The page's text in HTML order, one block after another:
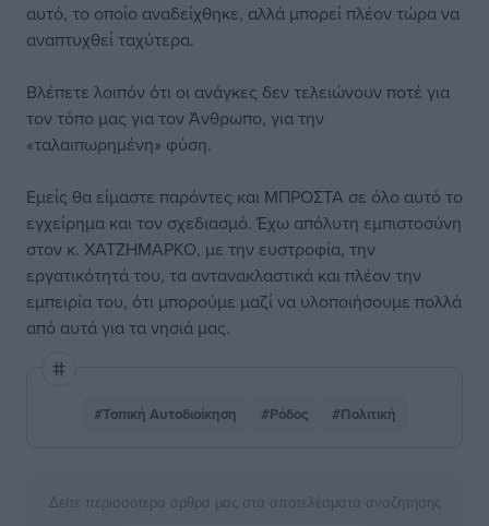
αυτό, το οποίο αναδείχθηκε, αλλά μπορεί πλέον τώρα να
αναπτυχθεί ταχύτερα.
Βλέπετε λοιπόν ότι οι ανάγκες δεν τελειώνουν ποτέ για
τον τόπο μας για τον Άνθρωπο, για την
«ταλαιπωρημένη» φύση.
Εμείς θα είμαστε παρόντες και ΜΠΡΟΣΤΑ σε όλο αυτό το
εγχείρημα και τον σχεδιασμό. Έχω απόλυτη εμπιστοσύνη
στον κ. ΧΑΤΖΗΜΑΡΚΟ, με την ευστροφία, την
εργατικότητά του, τα αντανακλαστικά και πλέον την
εμπειρία του, ότι μπορούμε μαζί να υλοποιήσουμε πολλά
από αυτά για τα νησιά μας.
#Τοπική Αυτοδιοίκηση #Ρόδος #Πολιτική
Δείτε περισσότερα άρθρα μας στα αποτελέσματα αναζήτησης